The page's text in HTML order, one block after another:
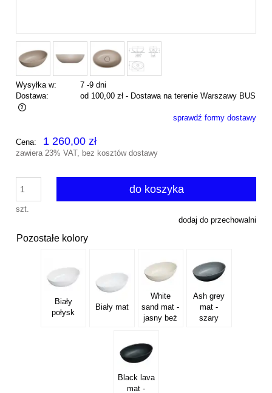
Wysyłka w:
7 -9 dni
Dostawa:
od 100,00 zł - Dostawa na terenie Warszawy BUS
Cena nie zawiera ewentualnych kosztów płatnościsprawdź formy dostawy
Cena: 1 260,00 zł
zawiera 23% VAT, bez kosztów dostawy
szt.
do koszyka
dodaj do przechowalni
Pozostałe kolory
Biały
połysk
Biały mat
White
sand mat -
jasny beż
Ash grey
mat -
szary
Black lava
mat -